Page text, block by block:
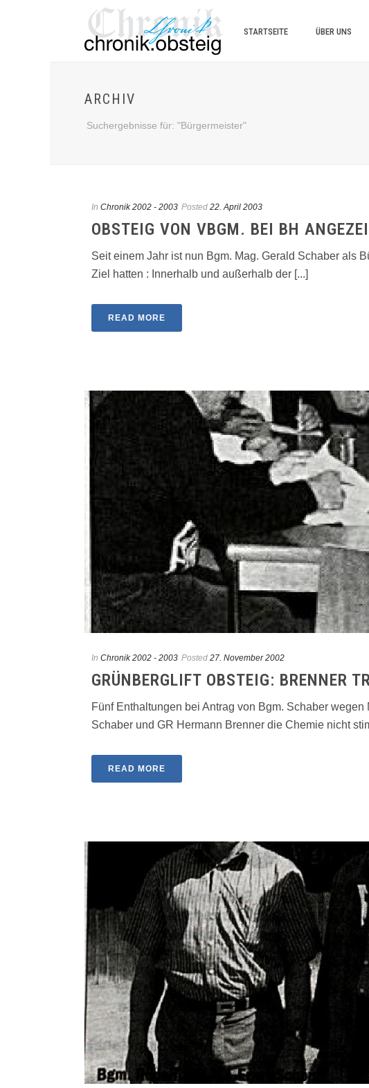
STARTSEITE ÜBER UNS
ARCHIV
Suchergebnisse für: "Bürgermeister"
In Chronik 2002 - 2003 Posted 22. April 2003
OBSTEIG VON VBGM. BEI BH
Seit einem Jahr ist nun Bgm. Mag. Gerald Schaber als
Ziel hatten : Innerhalb und außerhalb der [...]
READ MORE
In Chronik 2002 - 2003 Posted 27. November 2002
GRÜNBERGLIFT OBSTEIG: BRENNER
Fünf Enthaltungen bei Antrag von Bgm. Schaber
Schaber und GR Hermann Brenner die Chemie nicht
READ MORE